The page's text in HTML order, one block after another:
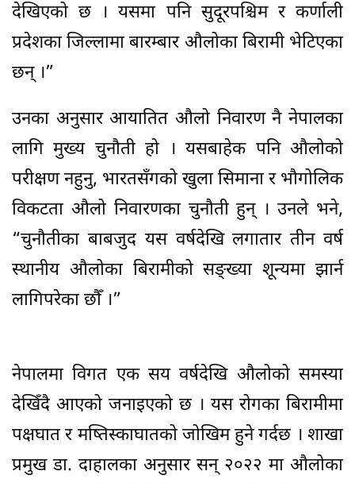
देखिएको छ । यसमा पनि सुदूरपश्चिम र कर्णाली
प्रदेशका जिल्लामा बारम्बार औलोका बिरामी भेटिएका
छन् ।”
उनका अनुसार आयातित औलो निवारण नै नेपालका
लागि मुख्य चुनौती हो । यसबाहेक पनि औलोको
परीक्षण नहुनु, भारतसँगको खुला सिमाना र भौगोलिक
विकटता औलो निवारणका चुनौती हुन् । उनले भने,
“चुनौतीका बाबजुद यस वर्षदेखि लगातार तीन वर्ष
स्थानीय औलोका बिरामीको सङ्ख्या शून्यमा झार्न
लागिपरेका छौँ ।”
नेपालमा विगत एक सय वर्षदेखि औलोको समस्या
देखिँदै आएको जनाइएको छ । यस रोगका बिरामीमा
पक्षघात र मष्तिस्काघातको जोखिम हुने गर्दछ । शाखा
प्रमुख डा. दाहालका अनुसार सन् २०२२ मा औलोका